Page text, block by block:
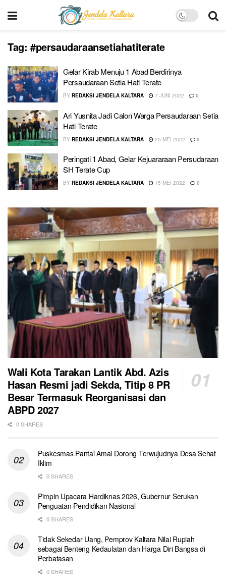
Tag: #persaudaraansetiahatiterate
Gelar Kirab Menuju 1 Abad Berdirinya
Persaudaraan Setia Hati Terate
BY REDAKSI JENDELA KALTARA 7 JUNI 2022 0
Ari Yusnita Jadi Calon Warga Persaudaraan Setia
Hati Terate
BY REDAKSI JENDELA KALTARA 25 MEI 2022 0
Peringati 1 Abad, Gelar Kejuararaan Persudaraan
SH Terate Cup
BY REDAKSI JENDELA KALTARA 15 MEI 2022 0
Wali Kota Tarakan Lantik Abd. Azis
Hasan Resmi jadi Sekda, Titip 8 PR
Besar Termasuk Reorganisasi dan
ABPD 2027
0 SHARES
Puskesmas Pantai Amal Dorong Terwujudnya Desa Sehat
Iklim
0 SHARES
Pimpin Upacara Hardiknas 2026, Gubernur Serukan
Penguatan Pendidikan Nasional
0 SHARES
Tidak Sekedar Uang, Pemprov Kaltara Nilai Rupiah
sebagai Benteng Kedaulatan dan Harga Diri Bangsa di
Perbatasan
0 SHARES